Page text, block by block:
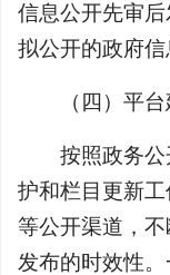
信息公开先审
拟公开的政府信
（四）平
按照政务
护和栏目更新
等公开渠道，
发布的时效性